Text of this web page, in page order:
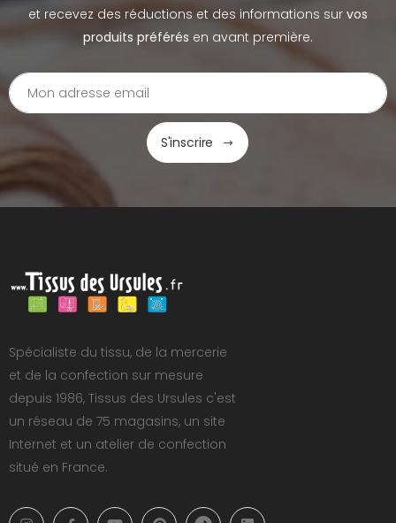
et recevez des réductions et des informations sur vos
produits préférés en avant première.
S'inscrire
Spécialiste du tissu, de la mercerie
et de la confection sur mesure
depuis 1986, Tissus des Ursules c'est
un réseau de 75 magasins, un site
Internet et un atelier de confection
situé en France.